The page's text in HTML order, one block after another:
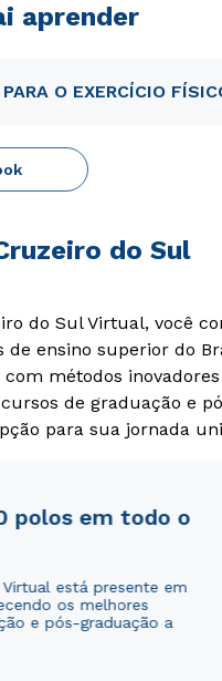
aprender
O EXERCÍCIO
do Sul
do Sul Virtual, você
de ensino superior do
métodos
de graduação e
para sua jornada
polos em todo o
está presente em
os melhores
e pós-graduação a